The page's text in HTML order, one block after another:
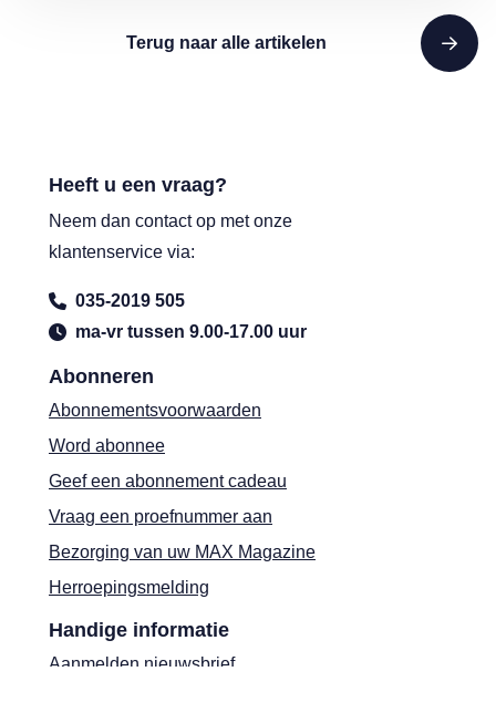
Terug naar alle artikelen
Abonneren
Abonnementsvoorwaarden
Word abonnee
Geef een abonnement cadeau
Vraag een proefnummer aan
Bezorging van uw MAX Magazine
Herroepingsmelding
Handige informatie
Aanmelden nieuwsbrief
Heeft u een vraag?
Neem dan contact op met onze
klantenservice via:
035-2019 505
ma-vr tussen 9.00-17.00 uur